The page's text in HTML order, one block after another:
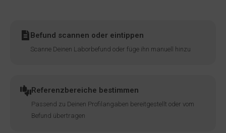
Befund scannen oder eintippen
Scanne Deinen Laborbefund oder füge ihn manuell hinzu
Referenzbereiche bestimmen
Passend zu Deinen Profilangaben bereitgestellt oder vom
Befund übertragen